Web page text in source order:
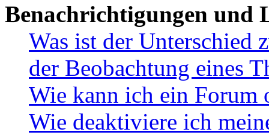
Benachrichtigungen und
Was ist der Unterschied
der Beobachtung eines
Wie kann ich ein Forum
Wie deaktiviere ich